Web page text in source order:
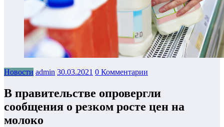
Новости admin 30.03.2021 0 Комментарии
В правительстве опровергли
сообщения о резком росте цен на
молоко